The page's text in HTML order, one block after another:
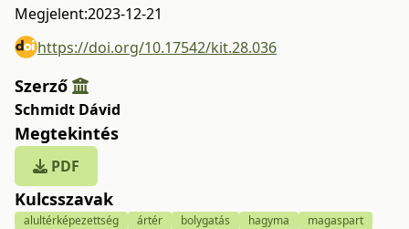
Megjelent:2023-12-21
https://doi.org/10.17542/kit.28.036
Szerző
Schmidt Dávid
Megtekintés
PDF
Kulcsszavak
alultérképezettség ártér bolygatás hagyma
magaspart